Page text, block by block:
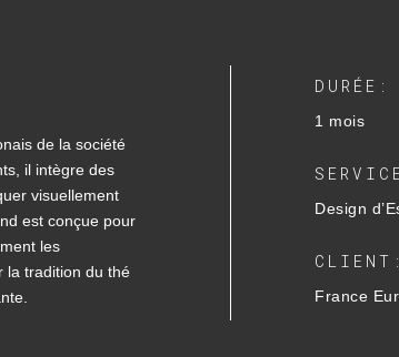
de la société
il intègre des
visuellement
est conçue pour
les
la tradition du thé
DURÉE:
1 mois
Design
CLIENT:
France